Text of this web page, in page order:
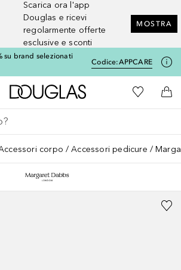
Scarica ora l'app
Douglas e ricevi
regolarmente offerte
esclusive e sconti
MOSTRA
su brand selezionati
Codice:APPCARE
A Douglas HomeAlla Mia
Al
corpo Accessori pedicure